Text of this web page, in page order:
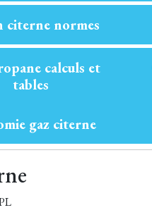
citerne normes
calculs et
tables
gaz citerne